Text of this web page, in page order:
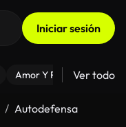
Iniciar sesión
Amor Y Relaciones
Ver todo
Autodefensa